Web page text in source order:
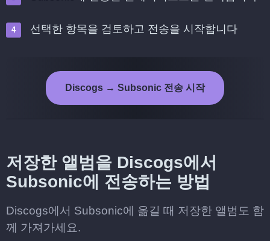
선택한 항목을 검토하고 전송을 시작합니다
Discogs → Subsonic 전송 시작
저장한 앨범을 Discogs에서
Subsonic에 전송하는 방법
Discogs에서 Subsonic에 옮길 때 저장한 앨범도 함
께 가져가세요.